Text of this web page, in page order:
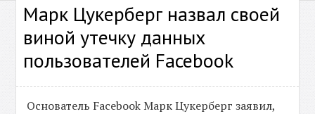
Марк Цукерберг назвал своей
виной утечку данных
пользователей Facebook
Основатель Facebook Марк Цукерберг заявил,